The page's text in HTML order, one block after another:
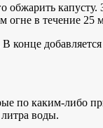
огне в течение 25
конце
по каким-либо
воды.